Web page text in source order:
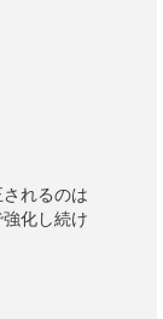
れるのは
化し続け